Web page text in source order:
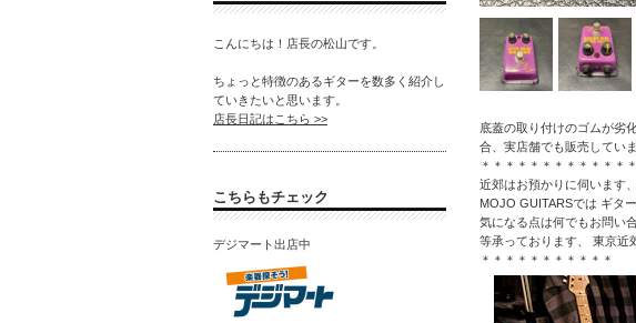
底蓋の取り付けのゴムが劣
合、実店舗でも販売してい
＊＊＊＊＊＊＊＊＊＊＊＊
近郊はお預かりに伺います
MOJO GUITARSでは ギタ
気になる点は何でもお問い
等承っております、 東京近
＊＊＊＊＊＊＊＊＊＊＊
こんにちは！店長の松山です。
ちょっと特徴のあるギターを数多く紹介し
ていきたいと思います。
店長日記はこちら >>
こちらもチェック
デジマート出店中